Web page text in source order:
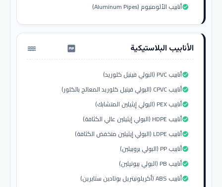
أنابيب الألومنيوم (Aluminum Pipes)check_circle
الأنابيب البلاستيكية water_pump
أنابيب PVC (البولي فينيل كلوريد)check_circle
أنابيب CPVC (البولي فينيل كلوريد المعالج بالكلور)check_circle
أنابيب PEX (البولي إيثيلين المتشابك)check_circle
أنابيب HDPE (البولي إيثيلين عالي الكثافة)check_circle
أنابيب LDPE (البولي إيثيلين منخفض الكثافة)check_circle
أنابيب PP (البولي بروبيلين)check_circle
أنابيب PB (البولي بيوتيلين)check_circle
أنابيب ABS (أكريلونيتريل بوتادين ستايرين)check_circle